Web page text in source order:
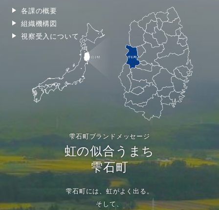
各課の概要
組織機構図
視察受入について
雫石町ブランドメッセージ
虹の似合うまち
雫石町
雫石町には、虹がよく出る。
そして、